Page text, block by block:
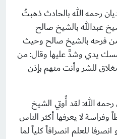
رحمه الله بالحادث ذهبتُ
عبدالله بالشيخ صالح
فرحه بالشيخ صالح وحيث
أمسك يدي وشدَّ عليها وقال: من
للشر وأنت منهم بإذن
الله: لقد أُوتي الشيخ
لا يعرفها أكثر الناس
للعلم انصرافاً كلياً لما